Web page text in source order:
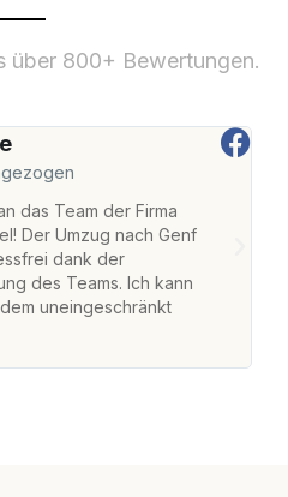
über 800+ Bewertungen.
das Team der Firma
Der Umzug nach Genf
dank der
des Teams. Ich kann
uneingeschränkt